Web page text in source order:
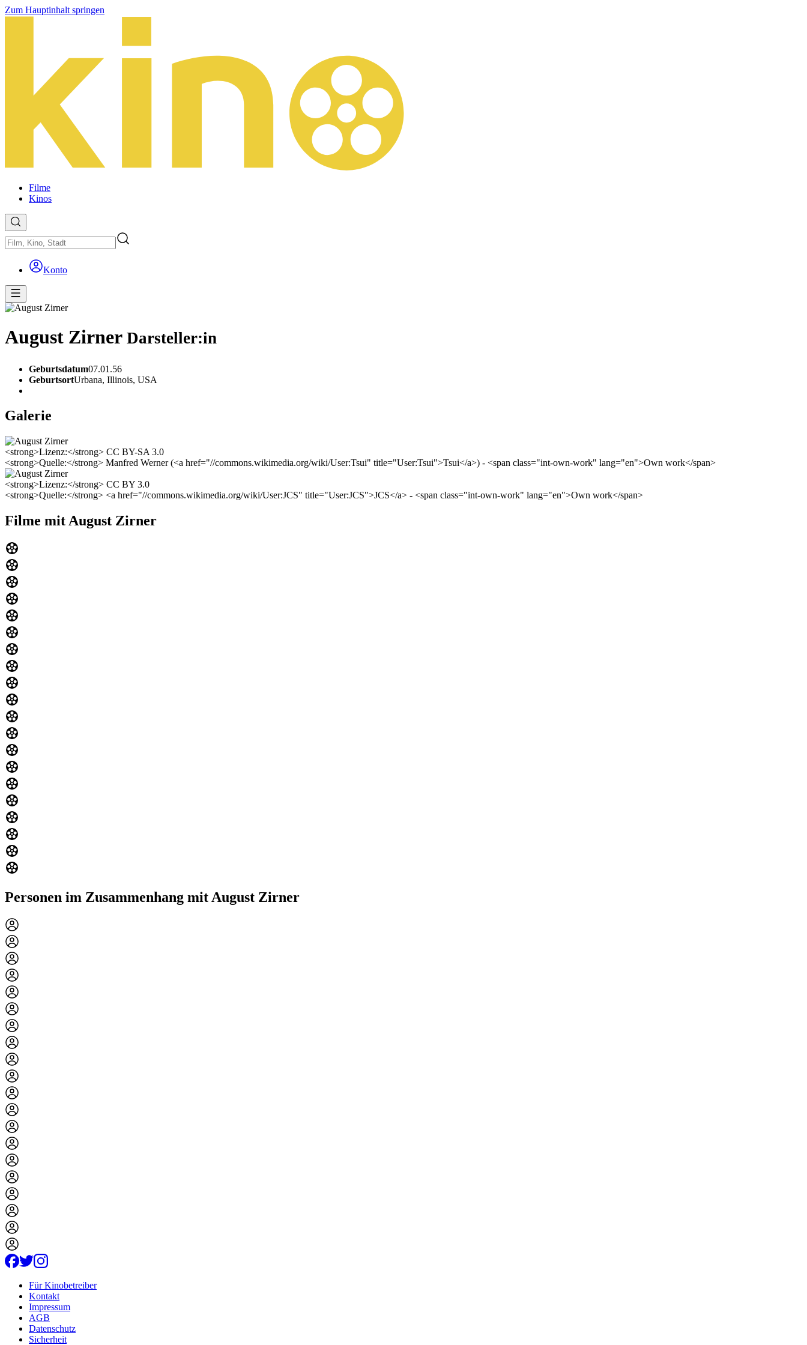
Zum Hauptinhalt springen
Filme
Kinos
Konto
August Zirner Darsteller:in
Geburtsdatum07.01.56
GeburtsortUrbana, Illinois, USA
Galerie
<strong>Lizenz:</strong> CC BY-SA 3.0
<strong>Quelle:</strong> Manfred Werner (<a href="//commons.wikimedia.org/wiki/User:Tsui" title="User:Tsui">Tsui</a>) - <span class="int-own-work" lang="en">Own work</span>
<strong>Lizenz:</strong> CC BY 3.0
<strong>Quelle:</strong> <a href="//commons.wikimedia.org/wiki/User:JCS" title="User:JCS">JCS</a> - <span class="int-own-work" lang="en">Own work</span>
Filme mit August Zirner
Personen im Zusammenhang mit August Zirner
Für Kinobetreiber
Kontakt
Impressum
AGB
Datenschutz
Sicherheit